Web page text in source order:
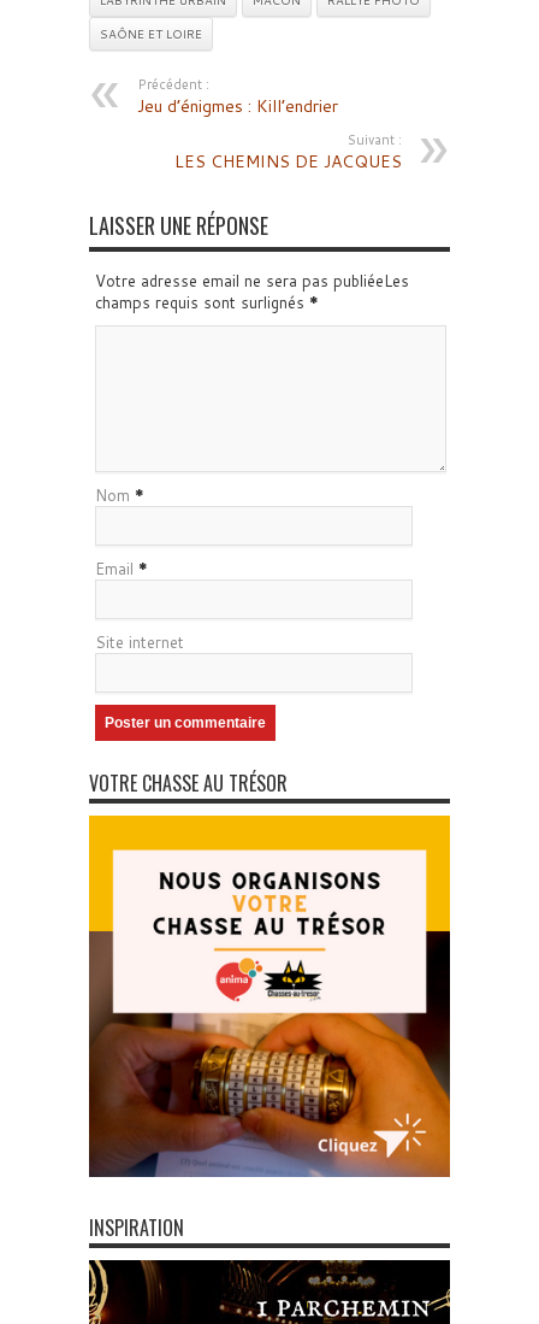
SAÔNE ET LOIRE
Précédent :
Jeu d’énigmes : Kill’endrier
Suivant :
LES CHEMINS DE JACQUES
LAISSER UNE RÉPONSE
Votre adresse email ne sera pas publiéeLes
champs requis sont surlignés *
Nom *
Email *
Site internet
VOTRE CHASSE AU TRÉSOR
INSPIRATION